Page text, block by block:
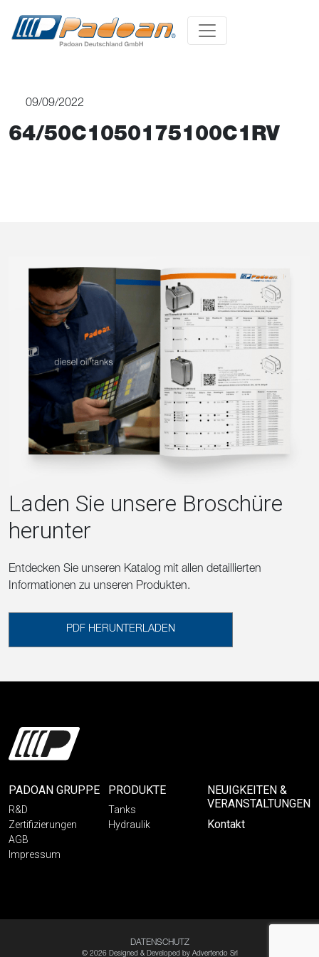
09/09/2022
64/50C1050175100C1RV
Laden Sie unsere Broschüre
herunter
Entdecken Sie unseren Katalog mit allen detaillierten
Informationen zu unseren Produkten.
PDF HERUNTERLADEN
PADOAN GRUPPE
R&D
Zertifizierungen
AGB
Impressum
PRODUKTE
Tanks
Hydraulik
NEUIGKEITEN &
VERANSTALTUNGEN
Kontakt
DATENSCHUTZ
© 2026 Designed & Developed by Advertendo Srl